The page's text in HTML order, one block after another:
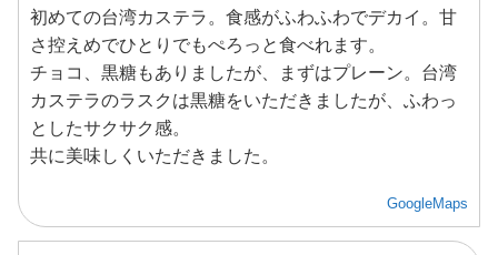
初めての台湾カステラ。食感がふわふわでデカイ。甘
さ控えめでひとりでもぺろっと食べれます。
チョコ、黒糖もありましたが、まずはプレーン。台湾
カステラのラスクは黒糖をいただきましたが、ふわっ
としたサクサク感。
共に美味しくいただきました。
GoogleMaps